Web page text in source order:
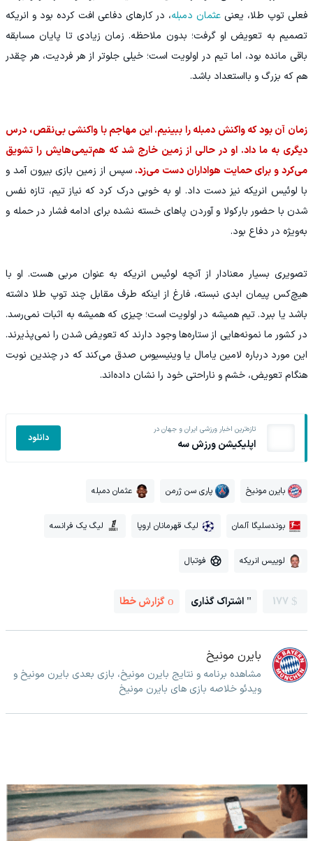
فعلی توپ طلا، یعنی عثمان دمبله، در کارهای دفاعی افت کرده بود و انریکه
تصمیم به تعویض او گرفت؛ بدون ملاحظه. زمان زیادی تا پایان مسابقه
باقی مانده بود، اما تیم در اولویت است؛ خیلی جلوتر از هر فردیت، هر چقدر
هم که بزرگ و بااستعداد باشد.
زمان آن بود که واکنش دمبله را ببینیم. این مهاجم با واکنشی بی‌نقص، درس
دیگری به ما داد. او در حالی از زمین خارج شد که هم‌تیمی‌هایش را تشویق
می‌کرد و برای حمایت هواداران دست می‌زد. سپس از زمین بازی بیرون آمد و
با لوئیس انریکه نیز دست داد. او به خوبی درک کرد که نیاز تیم، تازه نفس
شدن با حضور بارکولا و آوردن پاهای خسته نشده برای ادامه فشار در حمله و
به‌ویژه در دفاع بود.
تصویری بسیار معنادار از آنچه لوئیس انریکه به عنوان مربی هست. او با
هیچ‌کس پیمان ابدی نبسته، فارغ از اینکه طرف مقابل چند توپ طلا داشته
باشد یا ببرد. تیم همیشه در اولویت است؛ چیزی که همیشه به اثبات نمی‌رسد.
در کشور ما نمونه‌هایی از ستاره‌ها وجود دارند که تعویض شدن را نمی‌پذیرند.
این مورد درباره لامین یامال یا وینیسیوس صدق می‌کند که در چندین نوبت
هنگام تعویض، خشم و ناراحتی خود را نشان داده‌اند.
تازه‌ترین اخبار ورزشی ایران و جهان در
اپلیکیشن ورزش سه دانلود
بایرن مونیخ پاری سن ژرمن عثمان دمبله
بوندسلیگا آلمان لیگ قهرمانان اروپا لیگ یک فرانسه
لوییس انریکه فوتبال
177 اشتراک گذاری گزارش خطا
بایرن مونیخ
مشاهده برنامه و نتایج بایرن مونیخ، بازی بعدی بایرن مونیخ و
ویدئو خلاصه بازی های بایرن مونیخ